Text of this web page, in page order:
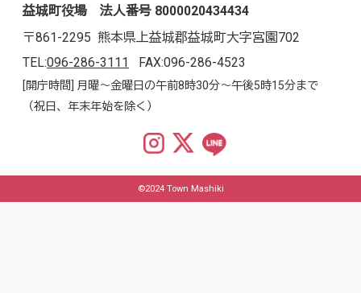
益城町役場 法人番号 8000020434434
〒861-2295 熊本県上益城郡益城町大字宮園702
TEL:096-286-3111 FAX:096-286-4523
[開庁時間] 月曜～金曜日の午前8時30分～午後5時15分まで
（祝日、年末年始を除く）
©2024 Town Mashiki